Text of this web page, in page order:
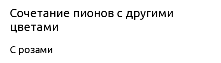
Сочетание пионов с другими
цветами
С розами